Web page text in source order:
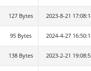
127 Bytes 2023-8-21
95 Bytes 2024-4-27
138 Bytes 2023-2-21